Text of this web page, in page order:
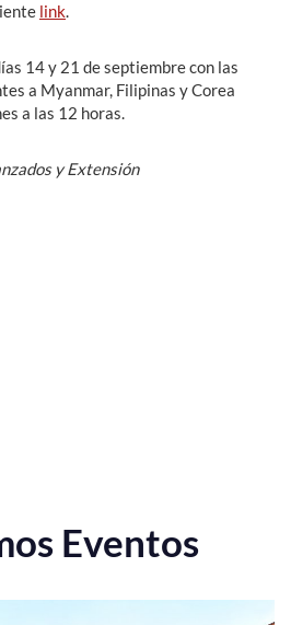
link.
14 y 21 de septiembre con las
a Myanmar, Filipinas y Corea
a las 12 horas.
y Extensión
Eventos